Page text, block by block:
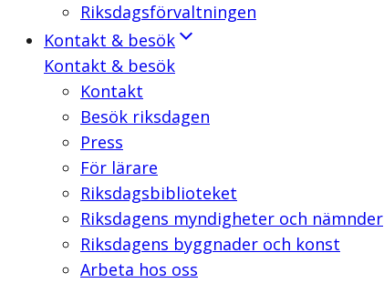
Riksdagsförvaltningen
Kontakt & besök
Kontakt & besök
Kontakt
Besök riksdagen
Press
För lärare
Riksdagsbiblioteket
Riksdagens myndigheter och nämnder
Riksdagens byggnader och konst
Arbeta hos oss